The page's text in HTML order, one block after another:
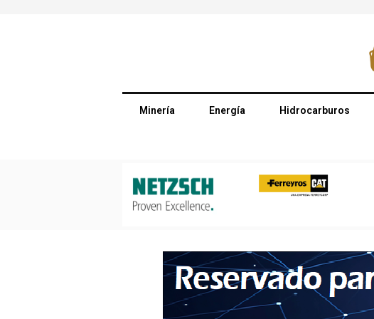
Minería Energía Hidrocarburos